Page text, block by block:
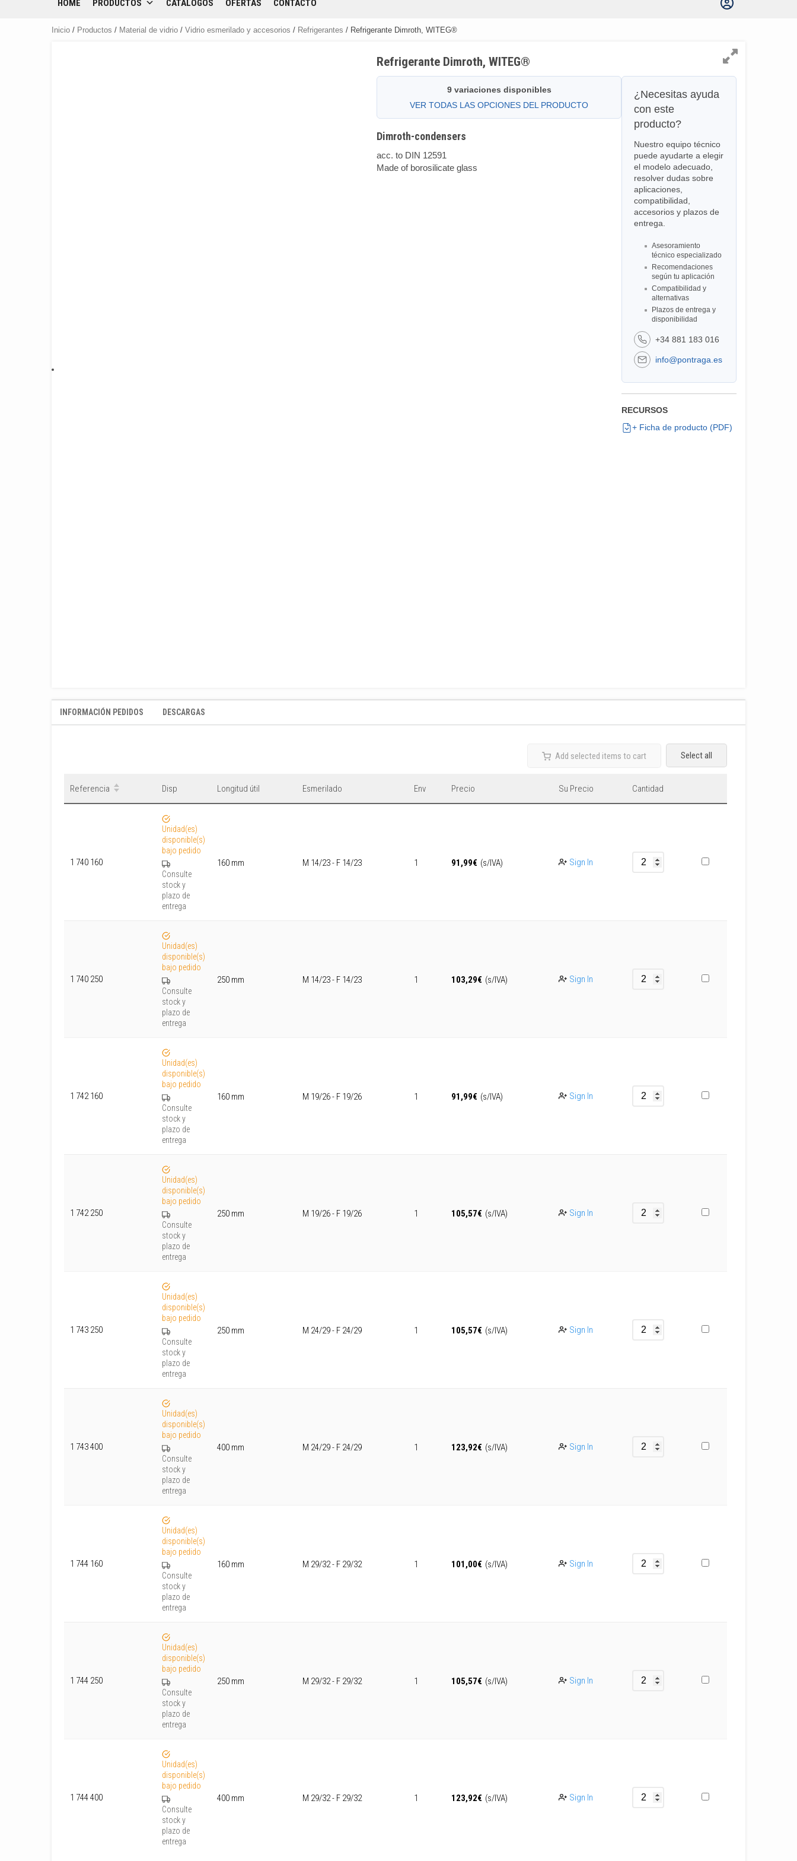
HOME PRODUCTOS CATÁLOGOS OFERTAS CONTACTO
Inicio / Productos / Material de vidrio / Vidrio esmerilado y accesorios / Refrigerantes / Refrigerante Dimroth, WITEG®
Refrigerante Dimroth, WITEG®
9 variaciones disponibles
VER TODAS LAS OPCIONES DEL PRODUCTO
Dimroth-condensers
acc. to DIN 12591
Made of borosilicate glass
¿Necesitas ayuda
con este
producto?
Nuestro equipo técnico
puede ayudarte a elegir
el modelo adecuado,
resolver dudas sobre
aplicaciones,
compatibilidad,
accesorios y plazos de
entrega.
Asesoramiento
técnico especializado
Recomendaciones
según tu aplicación
Compatibilidad y
alternativas
Plazos de entrega y
disponibilidad
+34 881 183 016
info@pontraga.es
RECURSOS
+ Ficha de producto (PDF)
INFORMACIÓN PEDIDOS DESCARGAS
Add selected items to cart Select all
Referencia Disp Longitud útil Esmerilado Env Precio Su Precio Cantidad
1 740 160
Unidad(es)
disponible(s)
bajo pedido
Consulte
stock y
plazo de
entrega
160 mm M 14/23 - F 14/23 1 91,99€ (s/IVA) Sign In
1 740 250
Unidad(es)
disponible(s)
bajo pedido
Consulte
stock y
plazo de
entrega
250 mm M 14/23 - F 14/23 1 103,29€ (s/IVA) Sign In
1 742 160
Unidad(es)
disponible(s)
bajo pedido
Consulte
stock y
plazo de
entrega
160 mm M 19/26 - F 19/26 1 91,99€ (s/IVA) Sign In
1 742 250
Unidad(es)
disponible(s)
bajo pedido
Consulte
stock y
plazo de
entrega
250 mm M 19/26 - F 19/26 1 105,57€ (s/IVA) Sign In
1 743 250
Unidad(es)
disponible(s)
bajo pedido
Consulte
stock y
plazo de
entrega
250 mm M 24/29 - F 24/29 1 105,57€ (s/IVA) Sign In
1 743 400
Unidad(es)
disponible(s)
bajo pedido
Consulte
stock y
plazo de
entrega
400 mm M 24/29 - F 24/29 1 123,92€ (s/IVA) Sign In
1 744 160
Unidad(es)
disponible(s)
bajo pedido
Consulte
stock y
plazo de
entrega
160 mm M 29/32 - F 29/32 1 101,00€ (s/IVA) Sign In
1 744 250
Unidad(es)
disponible(s)
bajo pedido
Consulte
stock y
plazo de
entrega
250 mm M 29/32 - F 29/32 1 105,57€ (s/IVA) Sign In
1 744 400
Unidad(es)
disponible(s)
bajo pedido
Consulte
stock y
plazo de
entrega
400 mm M 29/32 - F 29/32 1 123,92€ (s/IVA) Sign In